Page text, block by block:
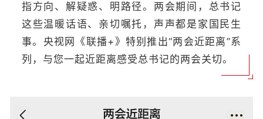
指方向、解疑惑、明路径。两会期间，总书记
这些温暖话语、亲切嘱托，声声都是家国民生
事。央视网《联播+》特别推出“两会近距离”系
列，与您一起近距离感受总书记的两会关切。